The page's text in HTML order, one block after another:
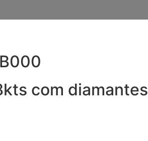
com diamantes